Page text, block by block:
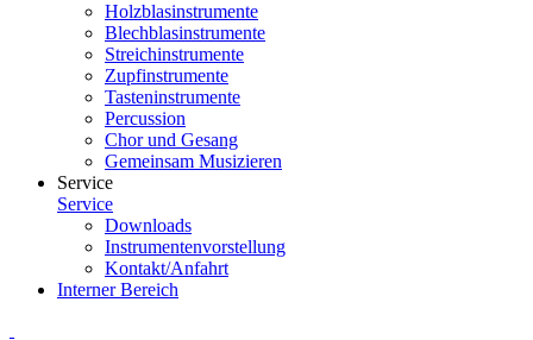
Holzblasinstrumente
Blechblasinstrumente
Streichinstrumente
Zupfinstrumente
Tasteninstrumente
Percussion
Chor und Gesang
Gemeinsam Musizieren
Service
Service
Downloads
Instrumentenvorstellung
Kontakt/Anfahrt
Interner Bereich